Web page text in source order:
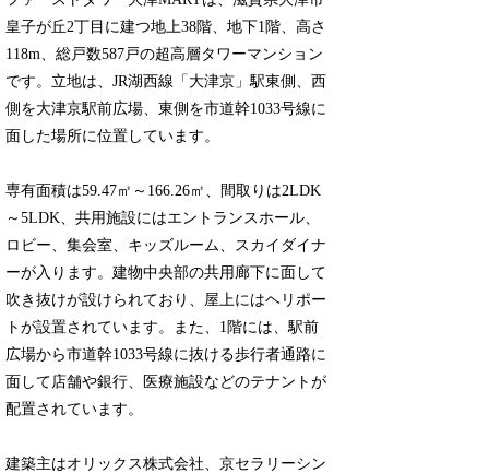
皇子が丘2丁目に建つ地上38階、地下1階、高さ
118m、総戸数587戸の超高層タワーマンション
です。立地は、JR湖西線「大津京」駅東側、西
側を大津京駅前広場、東側を市道幹1033号線に
面した場所に位置しています。
専有面積は59.47㎡～166.26㎡、間取りは2LDK
～5LDK、共用施設にはエントランスホール、
ロビー、集会室、キッズルーム、スカイダイナ
ーが入ります。建物中央部の共用廊下に面して
吹き抜けが設けられており、屋上にはヘリポー
トが設置されています。また、1階には、駅前
広場から市道幹1033号線に抜ける歩行者通路に
面して店舗や銀行、医療施設などのテナントが
配置されています。
建築主はオリックス株式会社、京セラリーシン